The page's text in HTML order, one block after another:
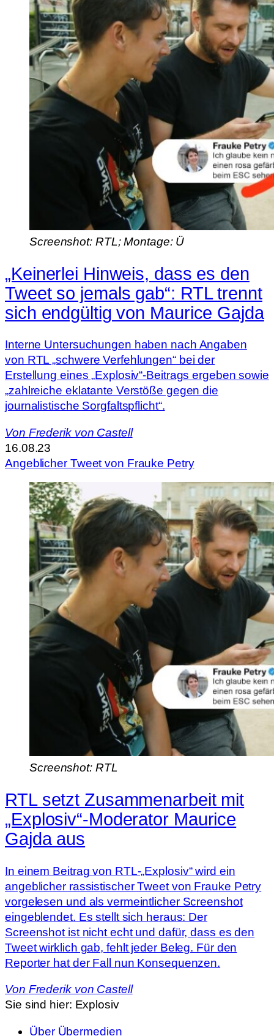
Screenshot: RTL; Montage: Ü
„Keinerlei Hinweis, dass es den
Tweet so jemals gab“: RTL trennt
sich endgültig von Maurice Gajda
Interne Untersuchungen haben nach Angaben
von RTL „schwere Verfehlungen“ bei der
Erstellung eines „Explosiv“-Beitrags ergeben sowie
„zahlreiche eklatante Verstöße gegen die
journalistische Sorgfaltspflicht“.
Von Frederik von Castell
16.08.23
Angeblicher Tweet von Frauke Petry
Screenshot: RTL
RTL setzt Zusammenarbeit mit
„Explosiv“-Moderator Maurice
Gajda aus
In einem Beitrag von RTL-„Explosiv“ wird ein
angeblicher rassistischer Tweet von Frauke Petry
vorgelesen und als vermeintlicher Screenshot
eingeblendet. Es stellt sich heraus: Der
Screenshot ist nicht echt und dafür, dass es den
Tweet wirklich gab, fehlt jeder Beleg. Für den
Reporter hat der Fall nun Konsequenzen.
Von Frederik von Castell
Sie sind hier: Explosiv
Über Übermedien